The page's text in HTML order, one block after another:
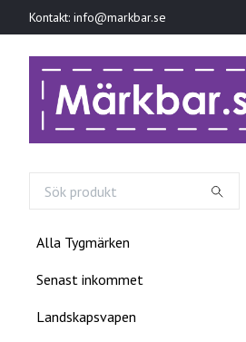
Kontakt: info@markbar.se
Alla Tygmärken
Senast inkommet
Landskapsvapen